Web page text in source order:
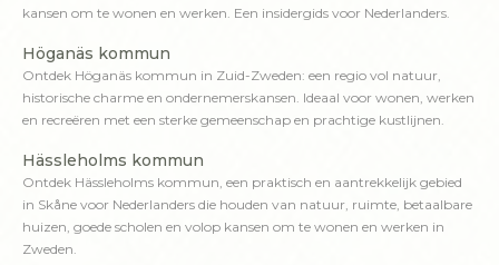
kansen om te wonen en werken. Een insidergids voor Nederlanders.
Höganäs kommun
Ontdek Höganäs kommun in Zuid-Zweden: een regio vol natuur,
historische charme en ondernemerskansen. Ideaal voor wonen, werken
en recreëren met een sterke gemeenschap en prachtige kustlijnen.
Hässleholms kommun
Ontdek Hässleholms kommun, een praktisch en aantrekkelijk gebied
in Skåne voor Nederlanders die houden van natuur, ruimte, betaalbare
huizen, goede scholen en volop kansen om te wonen en werken in
Zweden.